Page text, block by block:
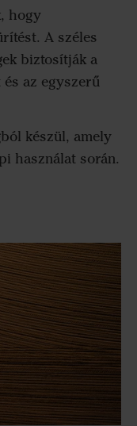
hogy
A széles
biztosítják a
az egyszerű
készül, amely
használat során.